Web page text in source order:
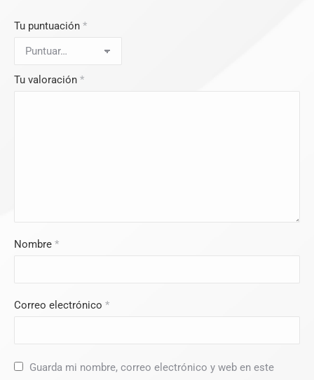
Tu puntuación *
Tu valoración *
Nombre *
Correo electrónico *
Guarda mi nombre, correo electrónico y web en este